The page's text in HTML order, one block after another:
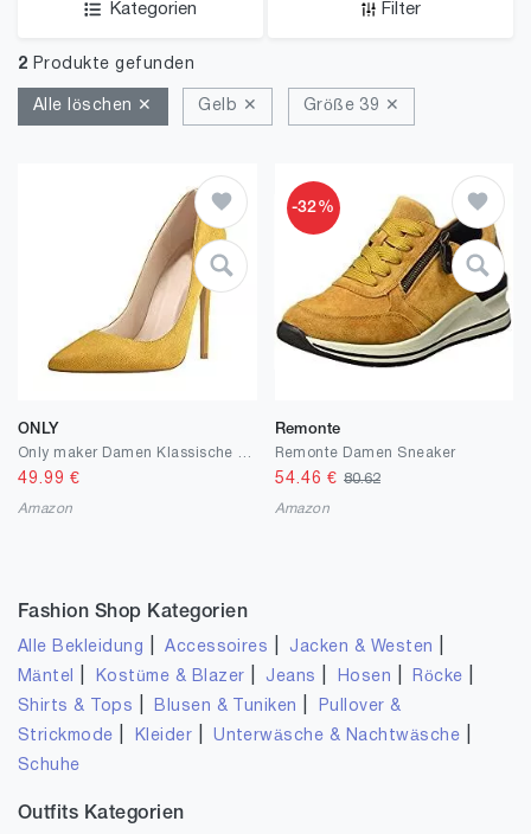
Kategorien Filter
2 Produkte gefunden
Alle löschen ✕ Gelb ✕ Größe 39 ✕
ONLY
49.99 €
Amazon
-32%
Remonte
Remonte Damen Sneaker
54.46 € 80.62
Amazon
Fashion Shop Kategorien
Alle Bekleidung |Accessoires Jacken & Westen
Mäntel Kostüme & Blazer Jeans Hosen Röcke
Shirts & Tops Blusen & Tuniken
Pullover &
Strickmode
Kleider |Unterwäsche & Nachtwäsche
Schuhe
Outfits Kategorien